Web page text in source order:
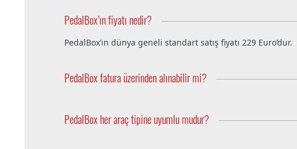
PedalBox’ın fiyatı nedir?
PedalBox’ın dünya geneli standart satış fiyatı 229 Euro’dur.
PedalBox fatura üzerinden alınabilir mi?
PedalBox her araç tipine uyumlu mudur?